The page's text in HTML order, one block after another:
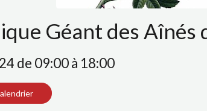
Géant des Aînés
de 09:00à 18:00